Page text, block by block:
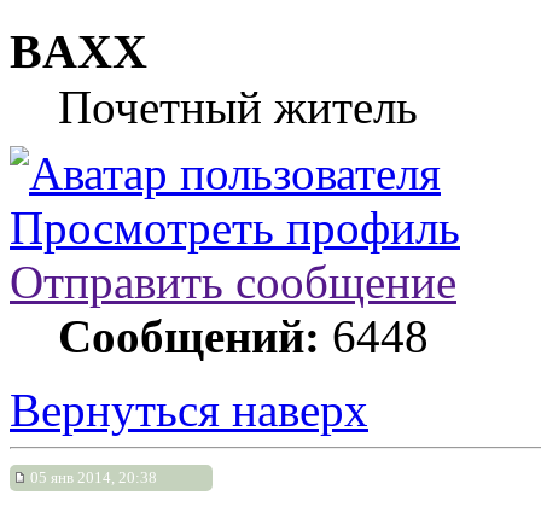
BAXX
Почетный житель
Просмотреть профиль
Отправить сообщение
Сообщений: 6448
Вернуться наверх
05 янв 2014, 20:38